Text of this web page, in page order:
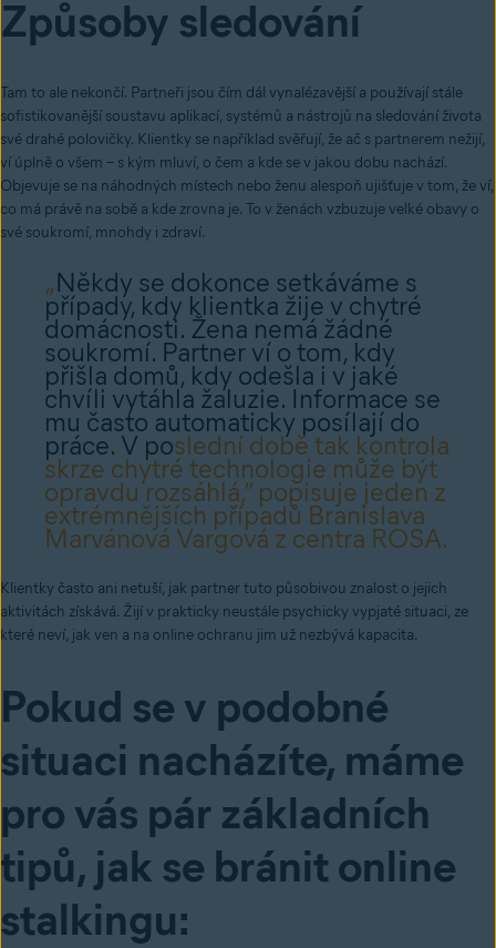
Způsoby sledování
Tam to ale nekončí. Partneři jsou čím dál vynalézavější a používají stále
sofistikovanější soustavu aplikací, systémů a nástrojů na sledování života
své drahé polovičky. Klientky se například svěřují, že ač s partnerem nežijí,
ví úplně o všem – s kým mluví, o čem a kde se v jakou dobu nachází.
Objevuje se na náhodných místech nebo ženu alespoň ujišťuje v tom, že ví,
co má právě na sobě a kde zrovna je. To v ženách vzbuzuje velké obavy o
své soukromí, mnohdy i zdraví.
„Někdy se dokonce setkáváme s
případy, kdy klientka žije v chytré
domácnosti. Žena nemá žádné
soukromí. Partner ví o tom, kdy
přišla domů, kdy odešla i v jaké
chvíli vytáhla žaluzie. Informace se
mu často automaticky posílají do
práce. V poslední době tak kontrola
skrze chytré technologie může být
opravdu rozsáhlá,” popisuje jeden z
extrémnějších případů Branislava
Marvánová Vargová z centra ROSA.
Klientky často ani netuší, jak partner tuto působivou znalost o jejich
aktivitách získává. Žijí v prakticky neustále psychicky vypjaté situaci, ze
které neví, jak ven a na online ochranu jim už nezbývá kapacita.
Pokud se v podobné
situaci nacházíte, máme
pro vás pár základních
tipů, jak se bránit online
stalkingu: